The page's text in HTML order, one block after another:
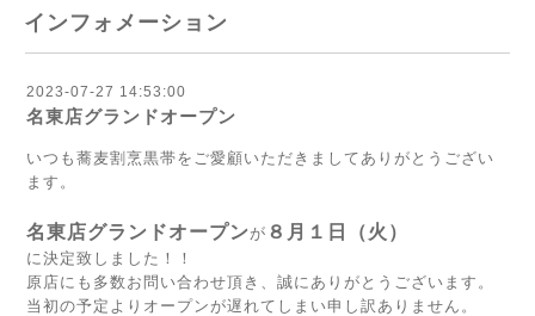
インフォメーション
2023-07-27 14:53:00
名東店グランドオープン
いつも蕎麦割烹黒帯をご愛顧いただきましてありがとうござい
ます。
名東店グランドオープン が ８月１日（火）
に決定致しました！！
原店にも多数お問い合わせ頂き、誠にありがとうございます。
当初の予定よりオープンが遅れてしまい申し訳ありません。